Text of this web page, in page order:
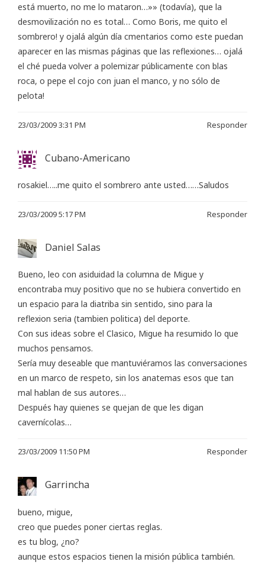
está muerto, no me lo mataron…»» (todavía), que la
desmovilización no es total… Como Boris, me quito el
sombrero! y ojalá algún día cmentarios como este puedan
aparecer en las mismas páginas que las reflexiones… ojalá
el ché pueda volver a polemizar públicamente con blas
roca, o pepe el cojo con juan el manco, y no sólo de
pelota!
23/03/2009 3:31 PM Responder
Cubano-Americano
rosakiel…..me quito el sombrero ante usted……Saludos
23/03/2009 5:17 PM Responder
Daniel Salas
Bueno, leo con asiduidad la columna de Migue y
encontraba muy positivo que no se hubiera convertido en
un espacio para la diatriba sin sentido, sino para la
reflexion seria (tambien politica) del deporte.
Con sus ideas sobre el Clasico, Migue ha resumido lo que
muchos pensamos.
Sería muy deseable que mantuviéramos las conversaciones
en un marco de respeto, sin los anatemas esos que tan
mal hablan de sus autores…
Después hay quienes se quejan de que les digan
cavernícolas…
23/03/2009 11:50 PM Responder
Garrincha
bueno, migue,
creo que puedes poner ciertas reglas.
es tu blog, ¿no?
aunque estos espacios tienen la misión pública también.